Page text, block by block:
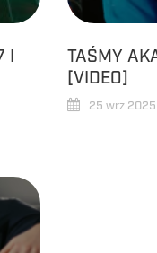
I
TAŚMY
[VIDEO]
25 wrz 2025